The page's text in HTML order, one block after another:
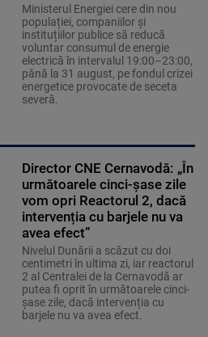
Ministerul Energiei cere din nou
populației, companiilor și
instituțiilor publice să reducă
voluntar consumul de energie
electrică în intervalul 19:00–23:00,
până la 31 august, pe fondul crizei
energetice provocate de seceta
severă.
Director CNE Cernavodă: „În
următoarele cinci-șase zile
vom opri Reactorul 2, dacă
intervenția cu barjele nu va
avea efect”
Nivelul Dunării a scăzut cu doi
centimetri în ultima zi, iar reactorul
2 al Centralei de la Cernavodă ar
putea fi oprit în următoarele cinci-
șase zile, dacă intervenția cu
barjele nu va avea efect.